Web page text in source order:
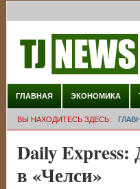
ГЛАВНАЯ ЭКОНОМИКА
ВЫ НАХОДИТЕСЬ ЗДЕСЬ:
Daily Express:
в «Челси»